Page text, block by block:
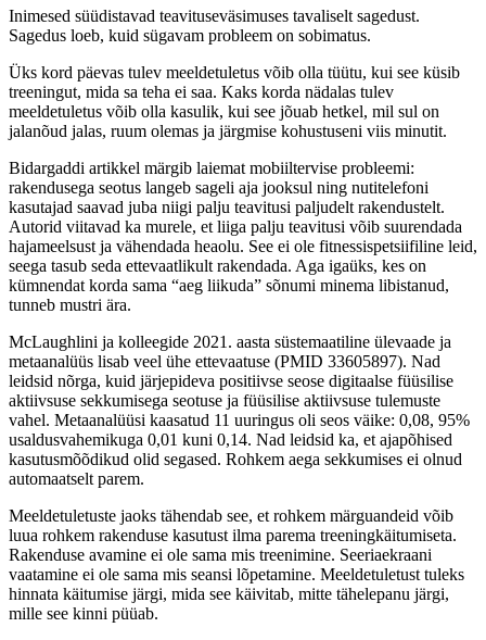
Inimesed süüdistavad teavituseväsimuses tavaliselt sagedust.
Sagedus loeb, kuid sügavam probleem on sobimatus.
Üks kord päevas tulev meeldetuletus võib olla tüütu, kui see küsib
treeningut, mida sa teha ei saa. Kaks korda nädalas tulev
meeldetuletus võib olla kasulik, kui see jõuab hetkel, mil sul on
jalanõud jalas, ruum olemas ja järgmise kohustuseni viis minutit.
Bidargaddi artikkel märgib laiemat mobiiltervise probleemi:
rakendusega seotus langeb sageli aja jooksul ning nutitelefoni
kasutajad saavad juba niigi palju teavitusi paljudelt rakendustelt.
Autorid viitavad ka murele, et liiga palju teavitusi võib suurendada
hajameelsust ja vähendada heaolu. See ei ole fitnessispetsiifiline leid,
seega tasub seda ettevaatlikult rakendada. Aga igaüks, kes on
kümnendat korda sama “aeg liikuda” sõnumi minema libistanud,
tunneb mustri ära.
McLaughlini ja kolleegide 2021. aasta süstemaatiline ülevaade ja
metaanalüüs lisab veel ühe ettevaatuse (PMID 33605897). Nad
leidsid nõrga, kuid järjepideva positiivse seose digitaalse füüsilise
aktiivsuse sekkumisega seotuse ja füüsilise aktiivsuse tulemuste
vahel. Metaanalüüsi kaasatud 11 uuringus oli seos väike: 0,08, 95%
usaldusvahemikuga 0,01 kuni 0,14. Nad leidsid ka, et ajapõhised
kasutusmõõdikud olid segased. Rohkem aega sekkumises ei olnud
automaatselt parem.
Meeldetuletuste jaoks tähendab see, et rohkem märguandeid võib
luua rohkem rakenduse kasutust ilma parema treeningkäitumiseta.
Rakenduse avamine ei ole sama mis treenimine. Seeriaekraani
vaatamine ei ole sama mis seansi lõpetamine. Meeldetuletust tuleks
hinnata käitumise järgi, mida see käivitab, mitte tähelepanu järgi,
mille see kinni püüab.